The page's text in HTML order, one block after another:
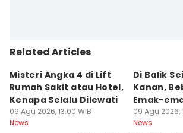
Related Articles
Misteri Angka 4 di Lift
Rumah Sakit atau Hotel,
Kenapa Selalu Dilewati
09 Agu 2026, 13:00 WIB
News
Di Balik
Kanan,
Emak-
Gagal
09 Agu 2026,
News